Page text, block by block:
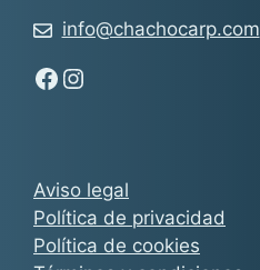
Aviso legal
Política de privacidad
Política de cookies
info@chachocarp.com
Síguenos en Facebook - Chachocarp
Síguenos en Instagram - Chachocarp